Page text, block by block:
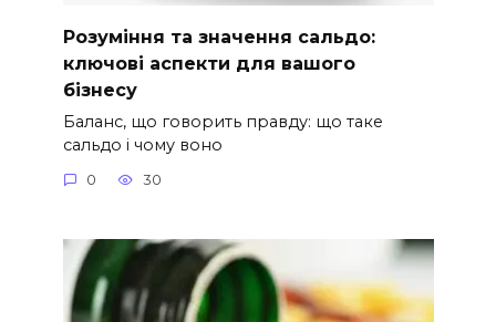
Розуміння та значення сальдо:
ключові аспекти для вашого
бізнесу
Баланс, що говорить правду: що таке
сальдо і чому воно
0 30